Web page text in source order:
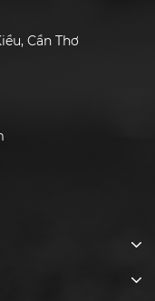
Cần Thơ